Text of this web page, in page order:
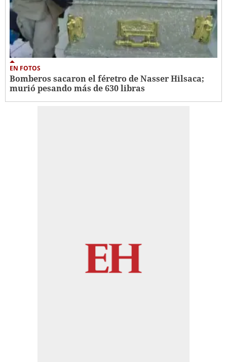
EN FOTOS
Bomberos sacaron el féretro de Nasser Hilsaca;
murió pesando más de 630 libras